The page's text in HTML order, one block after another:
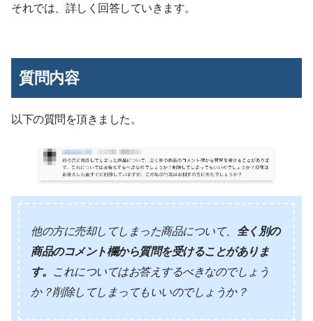
それでは、詳しく回答していきます。
質問内容
以下の質問を頂きました。
他の方に売却してしまった商品について、 全く別の
商品のコメント欄から質問を受けることがありま
す。
これについてはお答えするべきなのでしょう
か？削除してしまってもいいのでしょうか？